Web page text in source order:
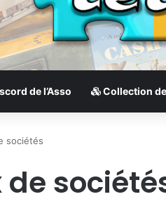
de l’Asso Collection
sociétés
de